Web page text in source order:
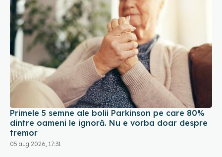
Primele 5 semne ale bolii Parkinson pe care 80%
dintre oameni le ignoră. Nu e vorba doar despre
tremor
05 aug 2026, 17:31